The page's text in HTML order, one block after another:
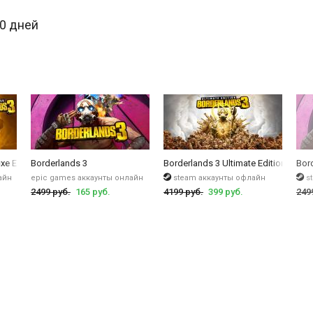
игр Borderlands вы можете узнать сами. Готовы ли вы стать частью
и появятся в новой части и вместе с этими персонажами вам
Купить Borderlands 3 Deluxe Edition
можно прямо на этой странице;
игра и как фанаты ожидают продолжений, разработчики не особо
вам нужно будет выполнять поставленные задачи, каждое
достичь желаемого;
и конечно же красивые пейзажи в уникальном стиле, все это
дней
EditionBorderlands 3
epic games аккаунты онлайн
2499 руб. 165 руб.
Borderlands 3 Ultimate Edition
steam аккаунты офлайн
4199 руб. 399 руб.